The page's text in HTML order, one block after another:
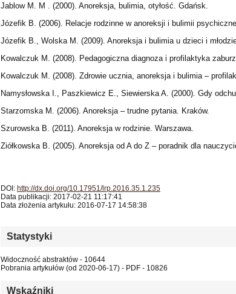
Jablow M. M . (2000). Anoreksja, bulimia, otyłość. Gdańsk.
Józefik B. (2006). Relacje rodzinne w anoreksji i bulimii
Józefik B., Wolska M. (2009). Anoreksja i bulimia u dzieci i
Kowalczuk M. (2008). Pedagogiczna diagnoza i profilaktyka
Kowalczuk M. (2008). Zdrowie ucznia, anoreksja i bulimia –
Namysłowska I., Paszkiewicz E., Siewierska A. (2000). Gdy
Starzomska M. (2006). Anoreksja – trudne pytania. Kraków.
Szurowska B. (2011). Anoreksja w rodzinie. Warszawa.
Ziółkowska B. (2005). Anoreksja od A do Z – poradnik dla
DOI: http://dx.doi.org/10.17951/lrp.2016.35.1.235
Data publikacji: 2017-02-21 11:17:41
Data złożenia artykułu: 2016-07-17 14:58:38
Statystyki
Widoczność abstraktów - 10644
Pobrania artykułów (od 2020-06-17) - PDF - 10826
Wskaźniki